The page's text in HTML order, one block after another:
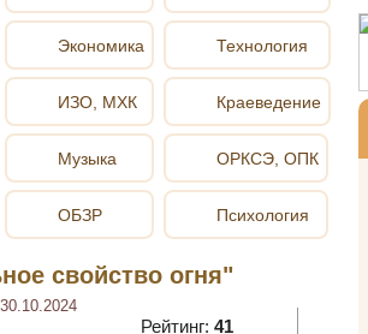
Экономика
ИЗО, МХК
Музыка
ОБЗР
Технология
Краеведение
ОРКСЭ, ОПК
Психология
свойство огня"
30.10.2024
Рейтинг: 41